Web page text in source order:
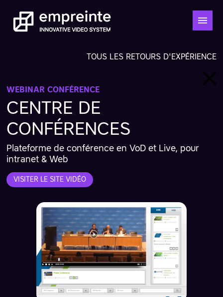
TOUS LES RETOURS D'EXPÉRIENCE
WEBINAR CONFÉRENCE
CENTRE DE
CONFÉRENCES
Plateforme de conférence en VoD et Live, pour
intranet & Web
VISITER LE SITE VIDÉO